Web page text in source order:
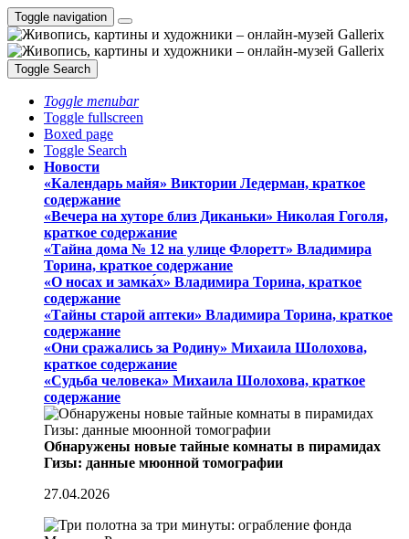
Toggle navigation
Toggle Search
Toggle menubar
Toggle fullscreen
Boxed page
Toggle Search
Новости
«Календарь майя» Виктории Ледерман, краткое
содержание
«Вечера на хуторе близ Диканьки» Николая Гоголя,
краткое содержание
«Тайна дома № 12 на улице Флоретт» Владимира
Торина, краткое содержание
«О носах и замка́х» Владимира Торина, краткое
содержание
«Тайны старой аптеки» Владимира Торина, краткое
содержание
«Они сражались за Родину» Михаила Шолохова,
краткое содержание
«Судьба человека» Михаила Шолохова, краткое
содержание
Обнаружены новые тайные комнаты в пирамидах
Гизы: данные мюонной томографии
27.04.2026